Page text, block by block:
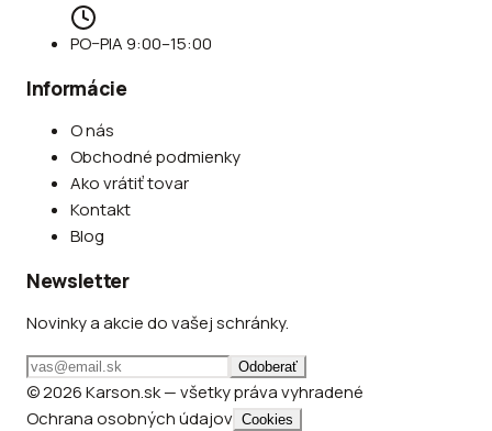
PO–PIA 9:00–15:00
Informácie
O nás
Obchodné podmienky
Ako vrátiť tovar
Kontakt
Blog
Newsletter
Novinky a akcie do vašej schránky.
Odoberať
© 2026 Karson.sk — všetky práva vyhradené
Ochrana osobných údajov Cookies